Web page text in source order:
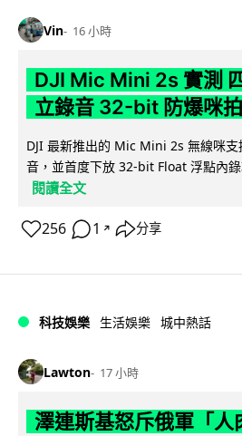
Vin 16 小時
DJI Mic Mini 2s 實測
立錄音 32-bit 防爆咪
DJI 最新推出的 Mic Mini 2s 無線咪
音，並首度下放 32-bit Float 浮點內
閱讀全文
256 1 ↗ 分享
科技娛樂 生活娛樂 城中熱話
Lawton 17 小時
澤連斯基怒斥俄軍「人